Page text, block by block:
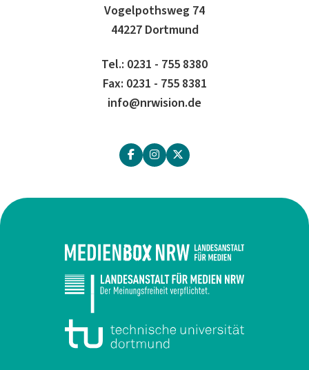
Vogelpothsweg 74
44227 Dortmund
Tel.: 0231 - 755 8380
Fax: 0231 - 755 8381
info@nrwision.de